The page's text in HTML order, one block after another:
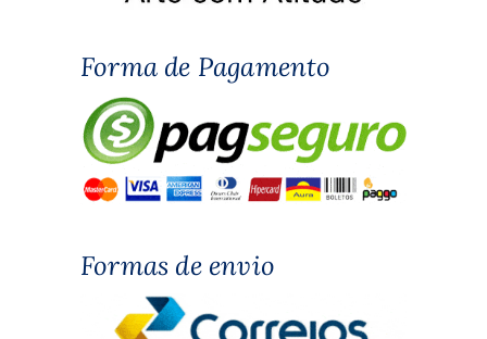
Forma de Pagamento
Formas de envio